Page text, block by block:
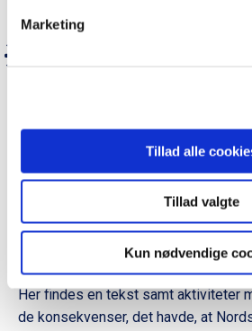
Marketing
Tillad alle
Tillad valgte
Kun nødvendige
TEKSTER OG AKTIVITETER
Konsekvenserne af
Her findes en tekst samt aktiviteter
de konsekvenser, det havde, at